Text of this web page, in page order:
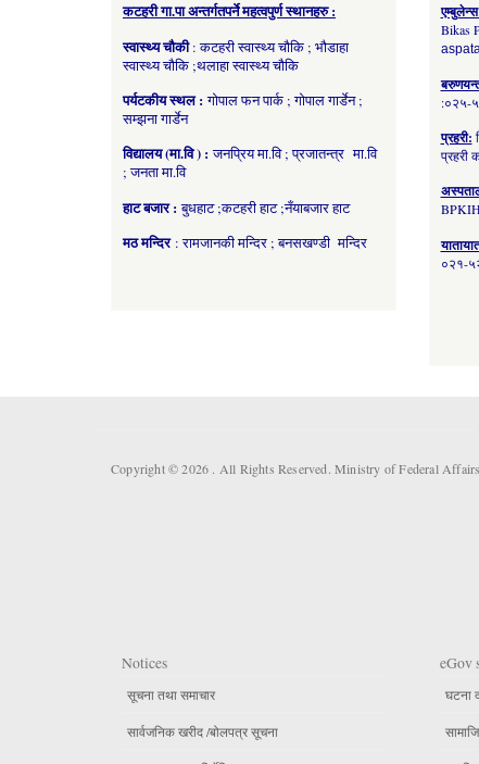
कटहरी गा.पा अन्तर्गतपर्ने महत्वपुर्ण स्थानहरु :
स्वास्थ्य चौकी: कटहरी स्वास्थ्य चौकि ; भौडाहा
स्वास्थ्य चौकि ;थलाहा स्वास्थ्य चौकि
पर्यटकीय स्थल :गोपाल फन पार्क ; गोपाल गार्डेन ;
सम्झना गार्डेन
विद्यालय (मा.वि ) :जनप्रिय मा.वि ; प्रजातन्त्र मा.वि
; जनता मा.वि
हाट बजार :बुधहाट ;कटहरी हाट ;नँयाबजार हाट
मठ मन्दिर : रामजानकी मन्दिर ; बनसखण्डी मन्दिर
Bikas
:०२५-
प्रहरी:
प्रहरी
०२१-
Copyright © 2026 . All Rights Reserved. Ministry of Federal
Notices
सूचना तथा समाचार
सार्वजनिक खरीद /बोलपत्र सूचना
eGov
घटना